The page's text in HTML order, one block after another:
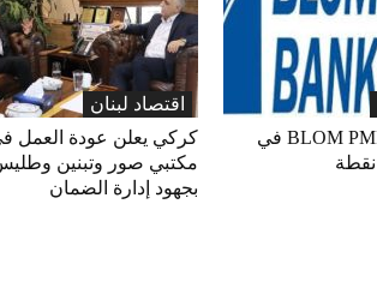
اقتصاد لبنان
كركي يعلن عودة العمل
مكتبي صور وتبنين
بجهود إدارة الضمان
ارتفاع مؤشر BLOM PMI في